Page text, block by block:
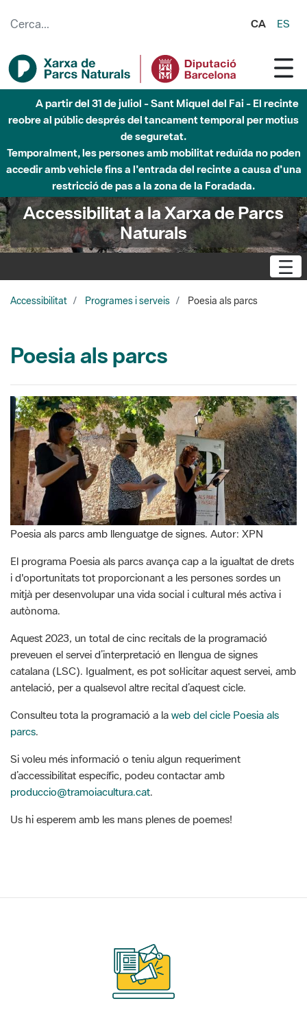
CA ES
A partir del 31 de juliol - Sant Miquel del Fai - El recinte
reobre al públic després del tancament temporal per motius
de seguretat.
Temporalment, les persones amb mobilitat reduïda no poden
accedir amb vehicle fins a l'entrada del recinte a causa d'una
restricció de pas a la zona de la Foradada.
Accessibilitat a la Xarxa de Parcs
Naturals
Accessibilitat Programes i serveis Poesia als parcs
Poesia als parcs
Poesia als parcs amb llenguatge de signes. Autor: XPN
El programa Poesia als parcs avança cap a la igualtat de drets
i d'oportunitats tot proporcionant a les persones sordes un
mitjà per desenvolupar una vida social i cultural més activa i
autònoma.
Aquest 2023, un total de cinc recitals de la programació
preveuen el servei d’interpretació en llengua de signes
catalana (LSC). Igualment, es pot sol·licitar aquest servei, amb
antelació, per a qualsevol altre recital d’aquest cicle.
Consulteu tota la programació a la web del cicle Poesia als
parcs.
Si voleu més informació o teniu algun requeriment
d’accessibilitat especíﬁc, podeu contactar amb
produccio@tramoiacultura.cat.
Us hi esperem amb les mans plenes de poemes!